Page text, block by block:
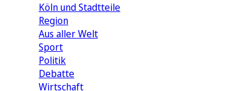
Köln und Stadtteile
Region
Aus aller Welt
Sport
Politik
Debatte
Wirtschaft